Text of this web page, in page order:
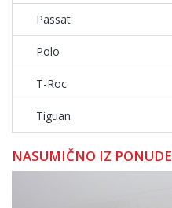
Passat
Polo
T-Roc
Tiguan
NASUMIČNO IZ PONUDE